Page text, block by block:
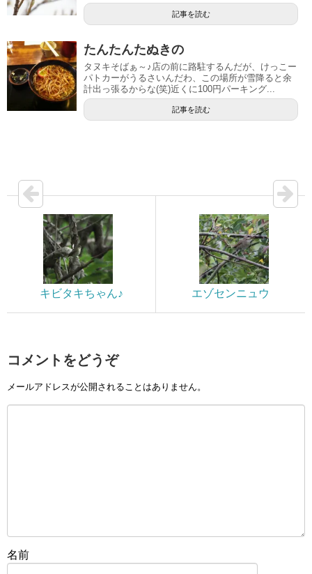
記事を読む
たんたんたぬきの
タヌキそばぁ～♪店の前に路駐するんだが、けっこー
パトカーがうるさいんだわ、この場所が雪降ると余
計出っ張るからな(笑)近くに100円パーキング...
記事を読む
キビタキちゃん♪ エゾセンニュウ
コメントをどうぞ
メールアドレスが公開されることはありません。
名前